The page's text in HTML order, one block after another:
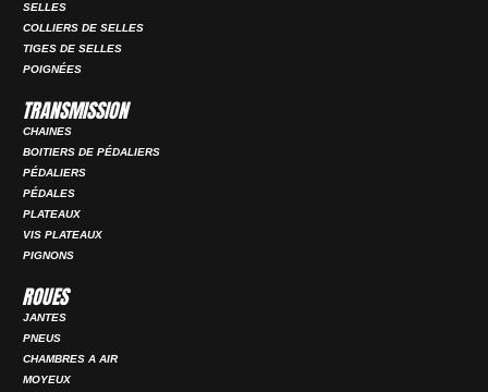
SELLES
COLLIERS DE SELLES
TIGES DE SELLES
POIGNÉES
TRANSMISSION
CHAINES
BOITIERS DE PÉDALIERS
PÉDALIERS
PÉDALES
PLATEAUX
VIS PLATEAUX
PIGNONS
ROUES
JANTES
PNEUS
CHAMBRES A AIR
MOYEUX